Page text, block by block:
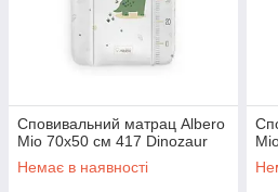
Сповивальний матрац Albero
Mio 70x50 см 417 Dinozaur
Немає в наявності